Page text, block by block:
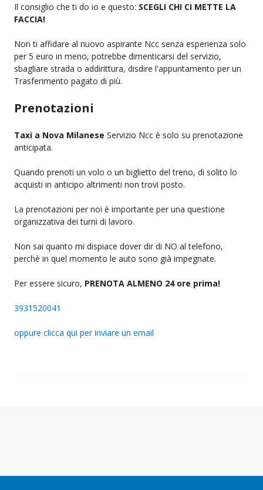
Il consiglio che ti do io e questo: SCEGLI CHI CI METTE LA
FACCIA!
Non ti affidare al nuovo aspirante Ncc senza esperienza solo
per 5 euro in meno, potrebbe dimenticarsi del servizio,
sbagliare strada o addirittura, disdire l'appuntamento per un
Trasferimento pagato di più.
Prenotazioni
Taxi a Nova Milanese Servizio Ncc è solo su prenotazione
anticipata.
Quando prenoti un volo o un biglietto del treno, di solito lo
acquisti in anticipo altrimenti non trovi posto.
La prenotazioni per noi è importante per una questione
organizzativa dei turni di lavoro.
Non sai quanto mi dispiace dover dir di NO al telefono,
perchè in quel momento le auto sono già impegnate.
Per essere sicuro, PRENOTA ALMENO 24 ore prima!
3931520041
oppure clicca qui per inviare un email